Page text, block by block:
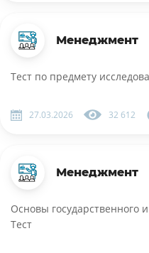
Менеджмент
Тест по предмету
27.03.2026 32 612
Менеджмент
Основы государственного
Тест